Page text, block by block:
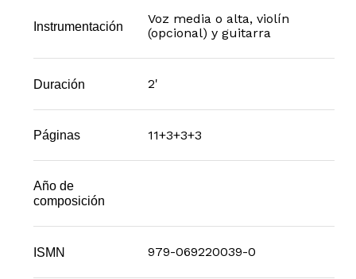
Instrumentación
Voz media o alta, violín
(opcional) y guitarra
Duración 2'
Páginas 11+3+3+3
Año de
composición
ISMN 979-069220039-0